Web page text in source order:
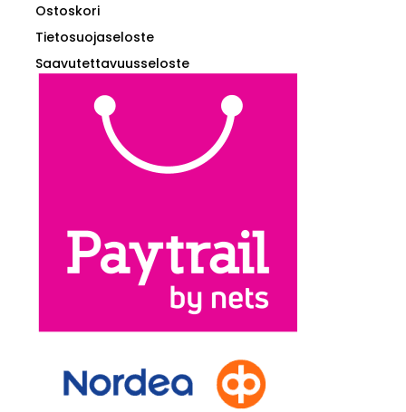
Ostoskori
Tietosuojaseloste
Saavutettavuusseloste